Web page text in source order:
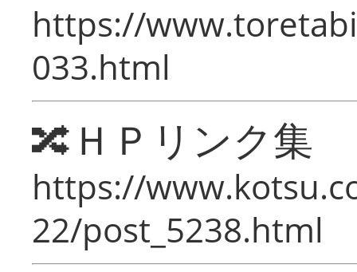
https://
033.html
🔀ＨＰリンク集
https://
22/post_5238.html